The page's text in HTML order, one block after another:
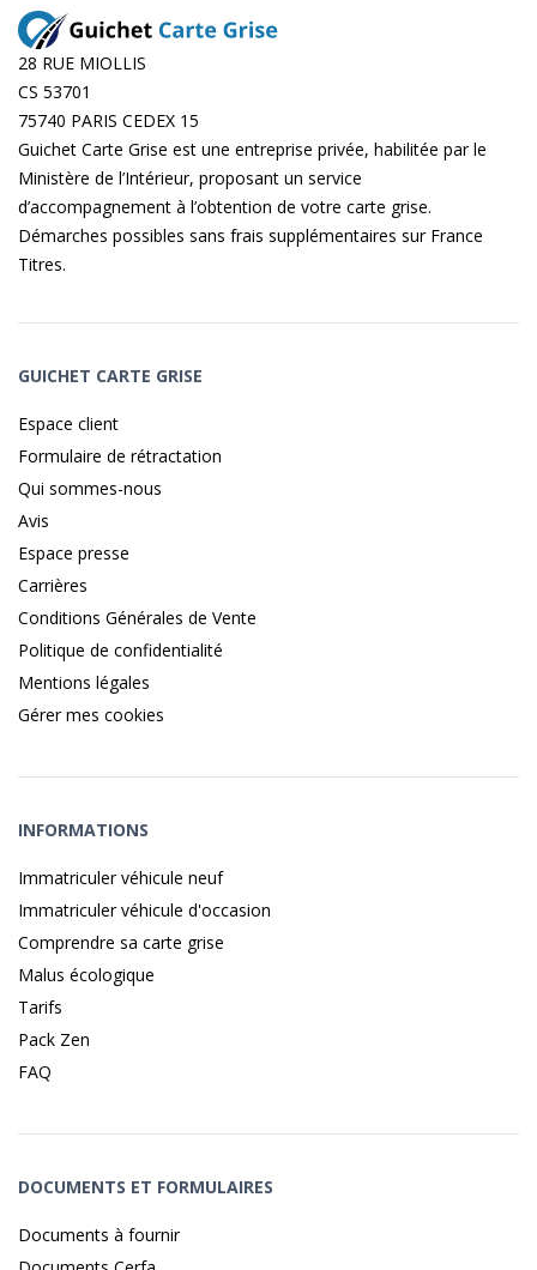
28 RUE MIOLLIS
CS 53701
75740 PARIS CEDEX 15
Guichet Carte Grise est une entreprise privée, habilitée par le
Ministère de l’Intérieur, proposant un service
d’accompagnement à l’obtention de votre carte grise.
Démarches possibles sans frais supplémentaires sur France
Titres.
GUICHET CARTE GRISE
Espace client
Formulaire de rétractation
Qui sommes-nous
Avis
Espace presse
Carrières
Conditions Générales de Vente
Politique de confidentialité
Mentions légales
Gérer mes cookies
INFORMATIONS
Immatriculer véhicule neuf
Immatriculer véhicule d'occasion
Comprendre sa carte grise
Malus écologique
Tarifs
Pack Zen
FAQ
DOCUMENTS ET FORMULAIRES
Documents à fournir